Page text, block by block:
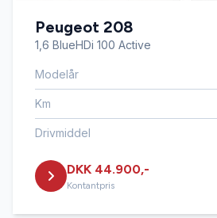
navigation
stofindtræk
udvendig temperaturmåler
Peugeot 208
1,6 BlueHDi 100 Active
Modelår
Km
Drivmiddel
DKK 44.900,-
Kontantpris